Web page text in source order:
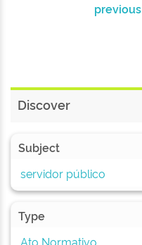
previous
Discover
Subject
servidor público
Type
Ato Normativo